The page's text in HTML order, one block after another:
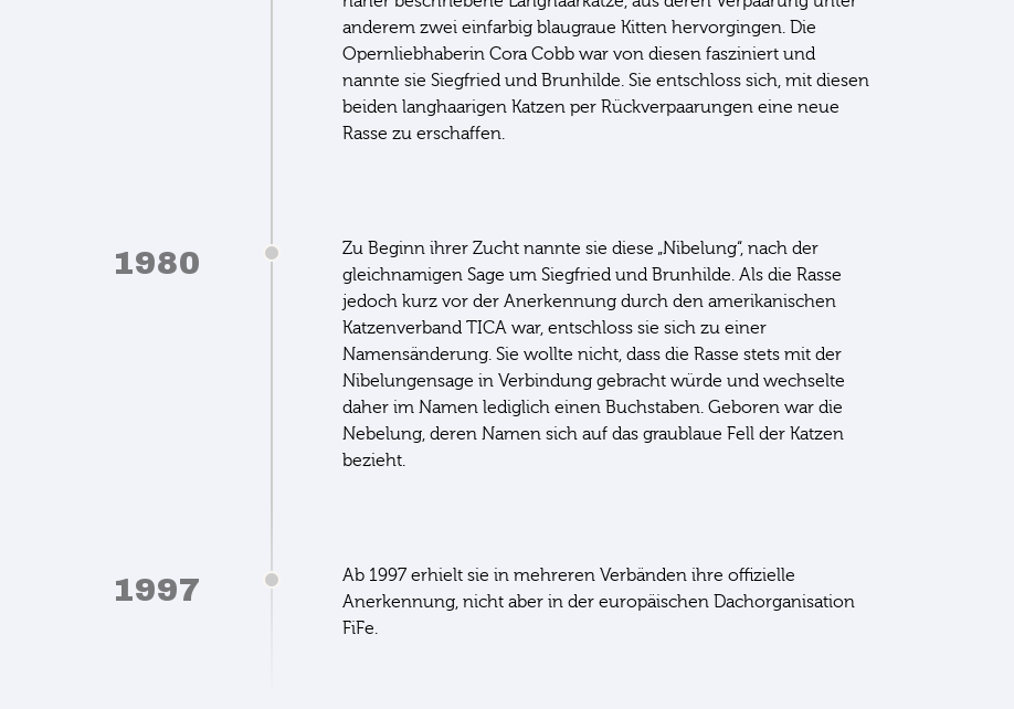
anderem zwei einfarbig blaugraue Kitten hervorgingen. Die
Opernliebhaberin Cora Cobb war von diesen fasziniert und
nannte sie Siegfried und Brunhilde. Sie entschloss sich, mit diesen
beiden langhaarigen Katzen per Rückverpaarungen eine neue
Rasse zu erschaffen.
1980
Zu Beginn ihrer Zucht nannte sie diese „Nibelung“, nach der
gleichnamigen Sage um Siegfried und Brunhilde. Als die Rasse
jedoch kurz vor der Anerkennung durch den amerikanischen
Katzenverband TICA war, entschloss sie sich zu einer
Namensänderung. Sie wollte nicht, dass die Rasse stets mit der
Nibelungensage in Verbindung gebracht würde und wechselte
daher im Namen lediglich einen Buchstaben. Geboren war die
Nebelung, deren Namen sich auf das graublaue Fell der Katzen
bezieht.
1997
Ab 1997 erhielt sie in mehreren Verbänden ihre offizielle
Anerkennung, nicht aber in der europäischen Dachorganisation
FiFe.